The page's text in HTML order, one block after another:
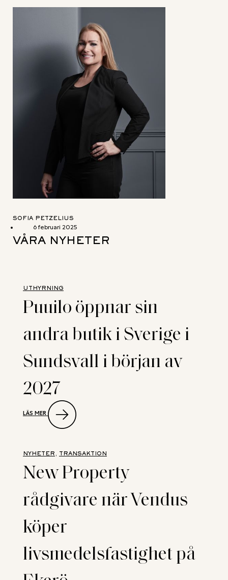
SOFIA PETZELIUS
6 februari 2025
VÅRA NYHETER
UTHYRNING
Puuilo öppnar sin
andra butik i Sverige i
Sundsvall i början av
2027
LÄS MER
PUUILO
BUTIK
SVERIGE
I
I
BÖRJAN
NYHETER , TRANSAKTION
New Property
rådgivare när Vendus
köper
livsmedelsfastighet på